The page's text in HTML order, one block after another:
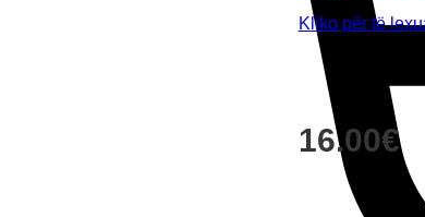
Kliko për të
16.00€